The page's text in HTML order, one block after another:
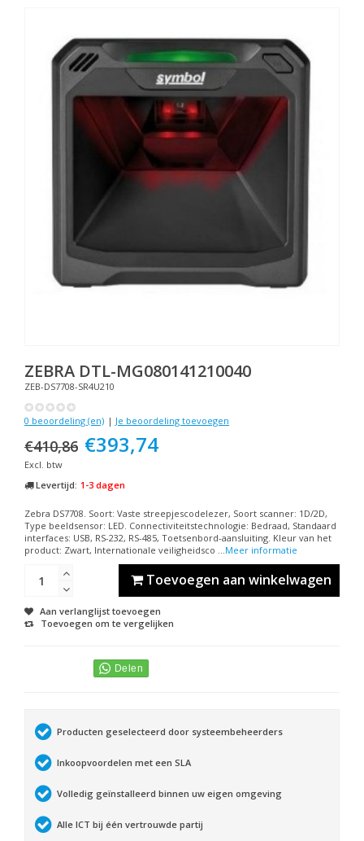
ZEBRA DTL-MG080141210040
ZEB-DS7708-SR4U210
0 beoordeling (en) | Je beoordeling toevoegen
€410,86 €393,74
Excl. btw
Levertijd: 1-3 dagen
Zebra DS7708. Soort: Vaste streepjescodelezer, Soort scanner: 1D/2D,
Type beeldsensor: LED. Connectiviteitstechnologie: Bedraad, Standaard
interfaces: USB, RS-232, RS-485, Toetsenbord-aansluiting. Kleur van het
product: Zwart, Internationale veiligheidsco ...Meer informatie
Toevoegen aan winkelwagen
Aan verlanglijst toevoegen
Toevoegen om te vergelijken
Producten geselecteerd door systeembeheerders
Inkoopvoordelen met een SLA
Volledig geïnstalleerd binnen uw eigen omgeving
Alle ICT bij één vertrouwde partij